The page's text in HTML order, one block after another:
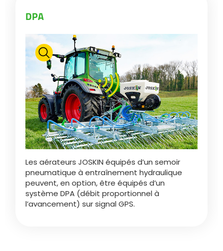
UNIVERS JOSKIN
FAN SHOP
PARTS BOOK
JOBS
Polski
Télécharger la brochure
Italiano
Dansk
Română
DPA
Les aérateurs JOSKIN équipés d’un semoir
pneumatique à entraînement hydraulique
peuvent, en option, être équipés d’un
système DPA (débit proportionnel à
l’avancement) sur signal GPS.